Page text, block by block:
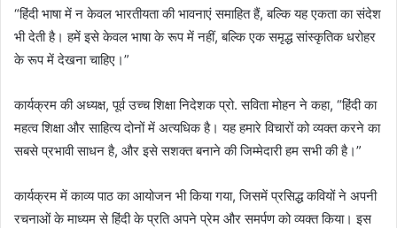
“हिंदी भाषा में न केवल भारतीयता की भावनाएं समाहित हैं, बल्कि यह एकता का संदेश
भी देती है। हमें इसे केवल भाषा के रूप में नहीं, बल्कि एक समृद्ध सांस्कृतिक धरोहर
के रूप में देखना चाहिए।”
कार्यक्रम की अध्यक्ष, पूर्व उच्च शिक्षा निदेशक प्रो. सविता मोहन ने कहा, “हिंदी का
महत्व शिक्षा और साहित्य दोनों में अत्यधिक है। यह हमारे विचारों को व्यक्त करने का
सबसे प्रभावी साधन है, और इसे सशक्त बनाने की जिम्मेदारी हम सभी की है।”
कार्यक्रम में काव्य पाठ का आयोजन भी किया गया, जिसमें प्रसिद्ध कवियों ने अपनी
रचनाओं के माध्यम से हिंदी के प्रति अपने प्रेम और समर्पण को व्यक्त किया। इस